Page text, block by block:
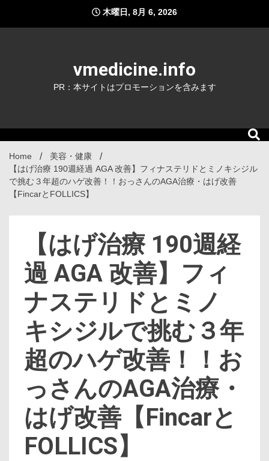
content
木曜日, 8月 6, 2026
vmedicine.info
PR：本サイトはプロモーションを含みます
Home
美容・健康
【はげ治療 190週経過 AGA 改善】フィナステリドとミノキシジル
で挑む３年超のハゲ改善！！おっさんのAGA治療・はげ改善
【FincarとFOLLICS】
【はげ治療 190週経
過 AGA 改善】フィ
ナステリドとミノ
キシジルで挑む３年
超のハゲ改善！！お
っさんのAGA治療・
はげ改善【Fincarと
FOLLICS】